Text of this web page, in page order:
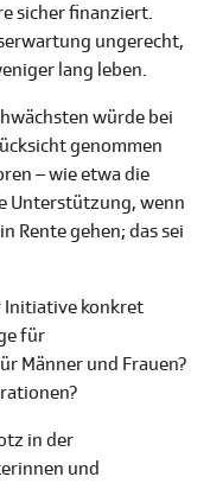
sicher finanziert.
ungerecht,
lang leben.
würde bei
genommen
– wie etwa die
Unterstützung, wenn
Rente gehen; das sei
Initiative konkret
für
Männer und Frauen?
in der
und